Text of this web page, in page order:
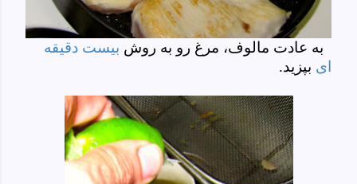
به عادت مالوف، مرغ رو به روش بیست دقیقه
ای بپزید.